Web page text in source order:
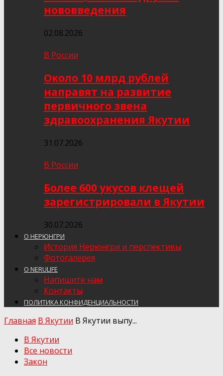
нововведения
02.08.2026
В России
Около 10 млрд рублей
направят на развитие
первичного звена
здравоохранения Якутии
31.07.2026
В России
Более 600 укусов клещей
зарегистрировали в Якутии
30.07.2026
О НЕРЮНГРИ
История Нерюнгри и перспективы
Фотогалерея
О NERULIFE
Напишите нам
Контакты
ПОЛИТИКА КОНФИДЕНЦИАЛЬНОСТИ
Главная В Якутии В Якутии выпу...
В Якутии
Все новости
Закон